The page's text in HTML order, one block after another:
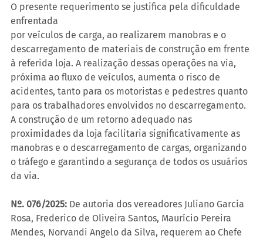
O presente requerimento se justifica pela dificuldade
enfrentada
por veículos de carga, ao realizarem manobras e o
descarregamento de materiais de construção em frente
à referida loja. A realização dessas operações na via,
próxima ao fluxo de veículos, aumenta o risco de
acidentes, tanto para os motoristas e pedestres quanto
para os trabalhadores envolvidos no descarregamento.
A construção de um retorno adequado nas
proximidades da loja facilitaria significativamente as
manobras e o descarregamento de cargas, organizando
o tráfego e garantindo a segurança de todos os usuários
da via.
Nº. 076/2025: De autoria dos vereadores Juliano Garcia
Rosa, Frederico de Oliveira Santos, Maurício Pereira
Mendes, Norvandi Angelo da Silva, requerem ao Chefe